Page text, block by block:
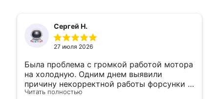
Сергей Н.
27 июля 2026
Была проблема с громкой работой мотора
на холодную. Одним днем выявили
причину некорректной работы форсунки и
устранили. 👍
Читать полностью